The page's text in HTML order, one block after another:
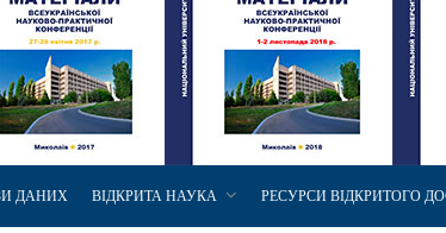
ДАНИХ ВІДКРИТА НАУКА РЕСУРСИ ВІДКРИТОГО